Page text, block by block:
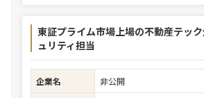
東証プライム市場上場の不動産テッ
ュリティ担当
企業名
非公開